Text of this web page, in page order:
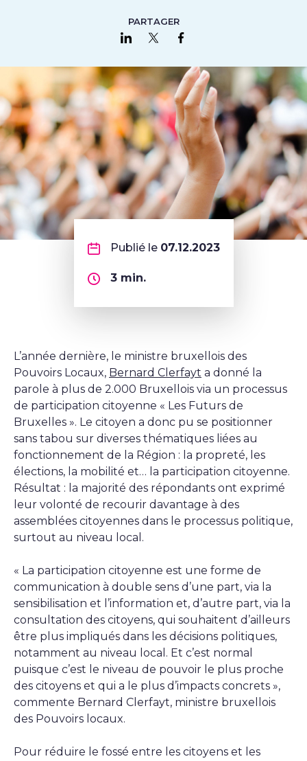
PARTAGER
Partager sur LinkedIn
Partager sur Twitter
Publié le 07.12.2023
3min.
L’année dernière, le ministre bruxellois des
Pouvoirs Locaux, Bernard Clerfayt a donné la
parole à plus de 2.000 Bruxellois via un processus
de participation citoyenne « Les Futurs de
Bruxelles ». Le citoyen a donc pu se positionner
sans tabou sur diverses thématiques liées au
fonctionnement de la Région : la propreté, les
élections, la mobilité et… la participation citoyenne.
Résultat : la majorité des répondants ont exprimé
leur volonté de recourir davantage à des
assemblées citoyennes dans le processus politique,
surtout au niveau local.
« La participation citoyenne est une forme de
communication à double sens d’une part, via la
sensibilisation et l’information et, d’autre part, via la
consultation des citoyens, qui souhaitent d’ailleurs
être plus impliqués dans les décisions politiques,
notamment au niveau local. Et c’est normal
puisque c’est le niveau de pouvoir le plus proche
des citoyens et qui a le plus d’impacts concrets »,
commente Bernard Clerfayt, ministre bruxellois
des Pouvoirs locaux.
Pour réduire le fossé entre les citoyens et les